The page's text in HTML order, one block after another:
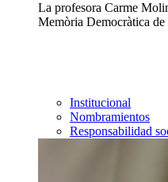
La profesora Carme
Memòria Democràtica
Institucional
Nombramientos
Responsabilidad